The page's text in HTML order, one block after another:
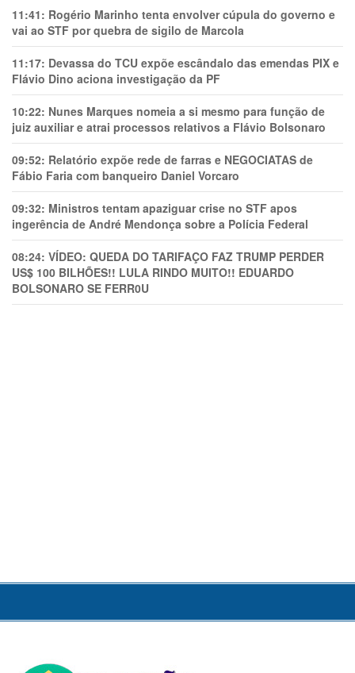
11:41: Rogério Marinho tenta envolver cúpula do governo e
vai ao STF por quebra de sigilo de Marcola
11:17: Devassa do TCU expõe escândalo das emendas PIX e
Flávio Dino aciona investigação da PF
10:22: Nunes Marques nomeia a si mesmo para função de
juiz auxiliar e atrai processos relativos a Flávio Bolsonaro
09:52: Relatório expõe rede de farras e NEGOCIATAS de
Fábio Faria com banqueiro Daniel Vorcaro
09:32: Ministros tentam apaziguar crise no STF apos
ingerência de André Mendonça sobre a Polícia Federal
08:24: VÍDEO: QUEDA DO TARIFAÇO FAZ TRUMP PERDER
US$ 100 BILHÕES!! LULA RINDO MUITO!! EDUARDO
BOLSONARO SE FERR0U